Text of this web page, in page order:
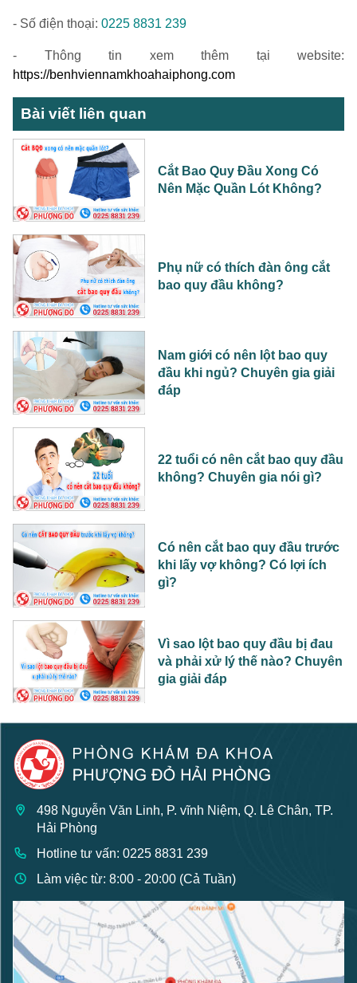
- Số điện thoại: 0225 8831 239
- Thông tin xem thêm tại website:
https://benhviennamkhoahaiphong.com
Bài viết liên quan
Cắt Bao Quy Đầu Xong Có
Nên Mặc Quần Lót Không?
Phụ nữ có thích đàn ông cắt
bao quy đầu không?
Nam giới có nên lột bao quy
đầu khi ngủ? Chuyên gia giải
đáp
22 tuổi có nên cắt bao quy đầu
không? Chuyên gia nói gì?
Có nên cắt bao quy đầu trước
khi lấy vợ không? Có lợi ích
gì?
Vì sao lột bao quy đầu bị đau
và phải xử lý thế nào? Chuyên
gia giải đáp
498 Nguyễn Văn Linh, P. vĩnh Niệm, Q. Lê Chân, TP.
Hải Phòng
Hotline tư vấn: 0225 8831 239
Làm việc từ: 8:00 - 20:00 (Cả Tuần)